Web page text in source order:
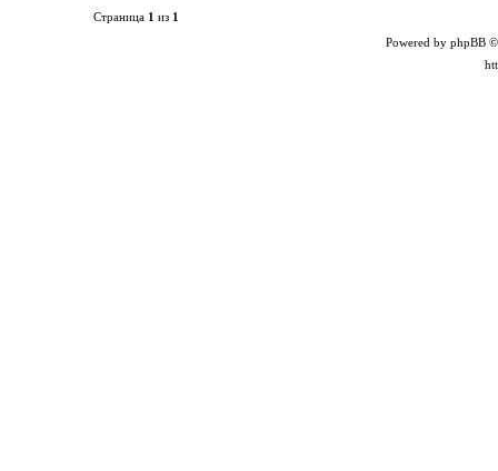
Страница 1 из 1
Powered by phpBB